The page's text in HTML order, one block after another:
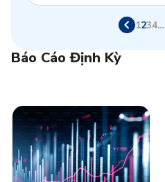
1234…
Báo Cáo Định Kỳ